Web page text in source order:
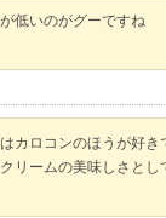
低いのがグーですね
カロコンのほうが好
リームの美味しさと